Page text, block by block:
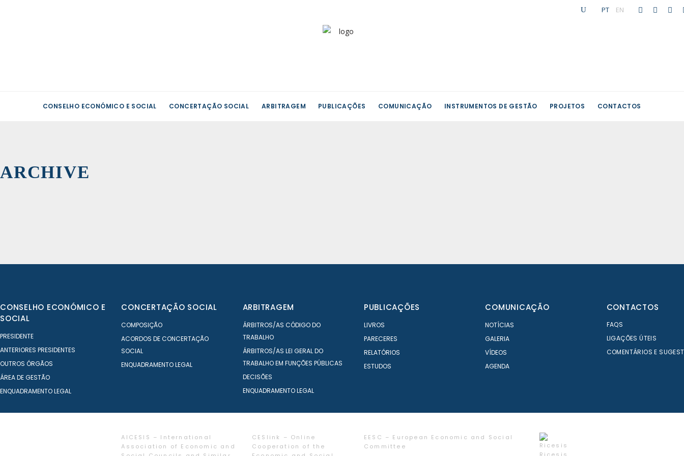
PT EN
CONSELHO ECONÓMICO E SOCIAL CONCERTAÇÃO SOCIAL ARBITRAGEM PUBLICAÇÕES COMUNICAÇÃO INSTRUMENTOS DE GESTÃO PROJETOS CONTACTOS
ARCHIVE
CONSELHO ECONÓMICO E
SOCIAL
PRESIDENTE
ANTERIORES PRESIDENTES
OUTROS ÓRGÃOS
ÁREA DE GESTÃO
ENQUADRAMENTO LEGAL
CONCERTAÇÃO SOCIAL
COMPOSIÇÃO
ACORDOS DE CONCERTAÇÃO
SOCIAL
ENQUADRAMENTO LEGAL
ARBITRAGEM
ÁRBITROS/AS CÓDIGO DO
TRABALHO
ÁRBITROS/AS LEI GERAL DO
TRABALHO EM FUNÇÕES PÚBLICAS
DECISÕES
ENQUADRAMENTO LEGAL
PUBLICAÇÕES
LIVROS
PARECERES
RELATÓRIOS
ESTUDOS
COMUNICAÇÃO
NOTÍCIAS
GALERIA
VÍDEOS
AGENDA
CONTACTOS
FAQS
LIGAÇÕES ÚTEIS
COMENTÁRIOS E
AICESIS – International
Association of Economic and
CESlink – Online
Cooperation of the
EESC – European Economic and Social
Committee